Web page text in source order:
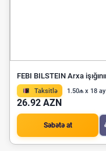
Taksitlə 1.50₼ x 18 ay
26.92 AZN
Səbətə at